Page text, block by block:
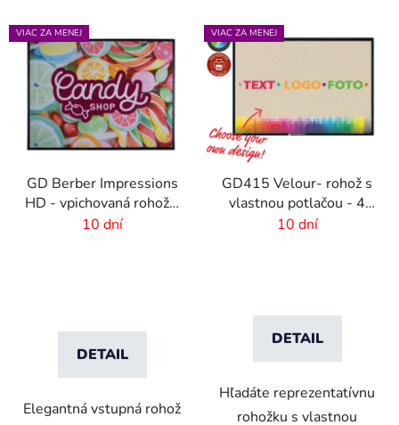
VIAC ZA MENEJ
GD Berber Impressions
HD - vpichovaná rohož s
logom
10 dní
DETAIL
Elegantná vstupná rohož
VIAC ZA MENEJ
GD415 Velour- rohož s
vlastnou potlačou - 4
mm vlas
10 dní
DETAIL
Hľadáte reprezentatívnu
rohožku s vlastnou